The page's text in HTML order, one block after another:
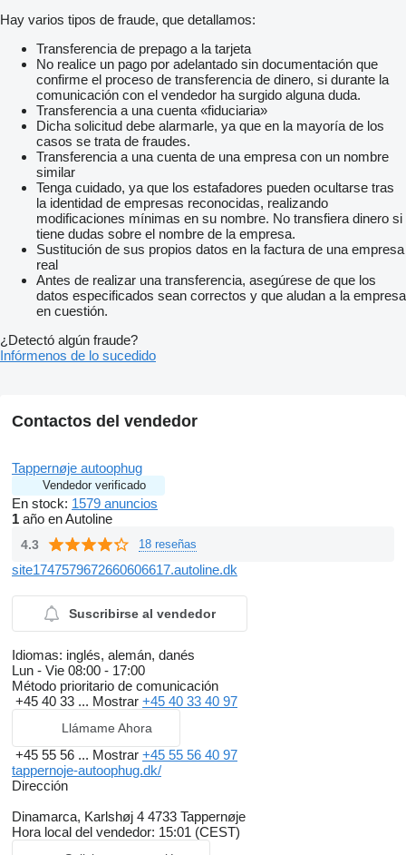
Hay varios tipos de fraude, que detallamos:
Transferencia de prepago a la tarjeta
No realice un pago por adelantado sin documentación que
confirme el proceso de transferencia de dinero, si durante la
comunicación con el vendedor ha surgido alguna duda.
Transferencia a una cuenta «fiduciaria»
Dicha solicitud debe alarmarle, ya que en la mayoría de los
casos se trata de fraudes.
Transferencia a una cuenta de una empresa con un nombre
similar
Tenga cuidado, ya que los estafadores pueden ocultarse tras
la identidad de empresas reconocidas, realizando
modificaciones mínimas en su nombre. No transfiera dinero si
tiene dudas sobre el nombre de la empresa.
Sustitución de sus propios datos en la factura de una empresa
real
Antes de realizar una transferencia, asegúrese de que los
datos especificados sean correctos y que aludan a la empresa
en cuestión.
¿Detectó algún fraude?
Infórmenos de lo sucedido
Contactos del vendedor
Tappernøje autoophug
Vendedor verificado
En stock: 1579 anuncios
1 año en Autoline
4.3 18 reseñas
site1747579672660606617.autoline.dk
Suscribirse al vendedor
Idiomas: inglés, alemán, danés
Lun - Vie 08:00 - 17:00
Método prioritario de comunicación
+45 40 33 ... Mostrar +45 40 33 40 97
Llámame Ahora
+45 55 56 ... Mostrar +45 55 56 40 97
tappernoje-autoophug.dk/
Dirección
Dinamarca, Karlshøj 4 4733 Tappernøje
Hora local del vendedor: 15:01 (CEST)